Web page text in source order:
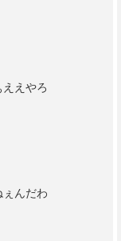
えやろ
んだわ